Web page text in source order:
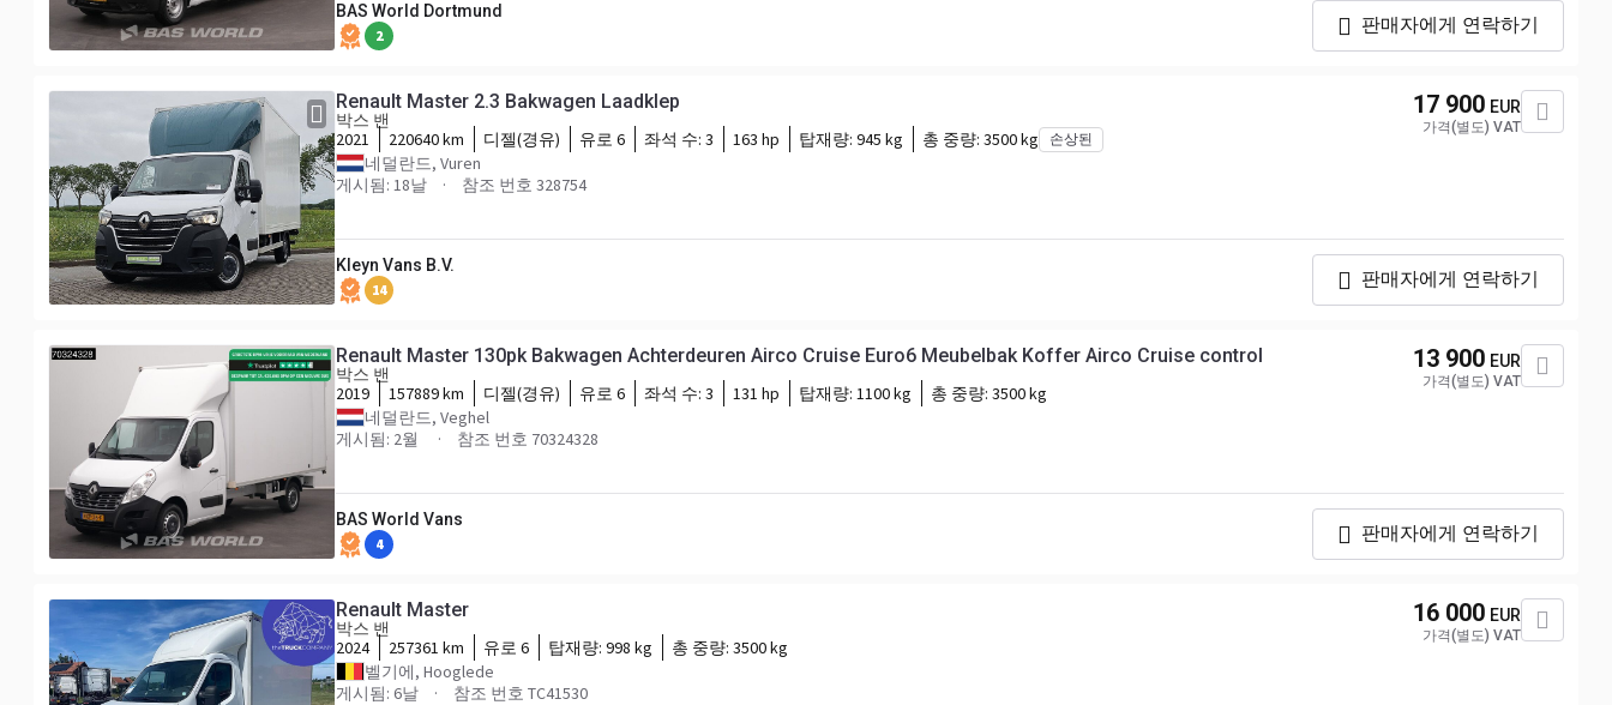
BAS World Dortmund
2 판매자에게 연락하기
Renault Master 2.3 Bakwagen Laadklep
박스 밴
2021
220640 km 디젤(경유) 유로 6 좌석 수: 3 163 hp 탑재량: 945 kg 총 중량: 3500 kg 손상된
네덜란드, Vuren
게시됨: 18날
참조 번호 328754
17 900 EUR
가격(별도) VAT
Kleyn Vans B.V.
14 판매자에게 연락하기
Renault Master 130pk Bakwagen Achterdeuren Airco Cruise Euro6 Meubelbak Koffer Airco Cruise control
박스 밴
2019
157889 km 디젤(경유) 유로 6 좌석 수: 3 131 hp 탑재량: 1100 kg 총 중량: 3500 kg
네덜란드, Veghel
게시됨: 2월
참조 번호 70324328
13 900 EUR
가격(별도) VAT
BAS World Vans
4 판매자에게 연락하기
Renault Master
박스 밴
2024
257361 km 유로 6 탑재량: 998 kg 총 중량: 3500 kg
벨기에, Hooglede
게시됨: 6날
참조 번호 TC41530
16 000 EUR
가격(별도) VAT